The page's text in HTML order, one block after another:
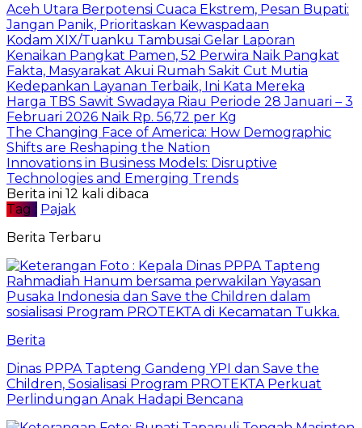
Aceh Utara Berpotensi Cuaca Ekstrem, Pesan Bupati:
Jangan Panik, Prioritaskan Kewaspadaan
Kodam XIX/Tuanku Tambusai Gelar Laporan
Kenaikan Pangkat Pamen, 52 Perwira Naik Pangkat
Fakta, Masyarakat Akui Rumah Sakit Cut Mutia
Kedepankan Layanan Terbaik, Ini Kata Mereka
Harga TBS Sawit Swadaya Riau Periode 28 Januari – 3
Februari 2026 Naik Rp. 56,72 per Kg
The Changing Face of America: How Demographic
Shifts are Reshaping the Nation
Innovations in Business Models: Disruptive
Technologies and Emerging Trends
Berita ini 12 kali dibaca
Tag : Pajak
Berita Terbaru
Berita
Dinas PPPA Tapteng Gandeng YPI dan Save the
Children, Sosialisasi Program PROTEKTA Perkuat
Perlindungan Anak Hadapi Bencana